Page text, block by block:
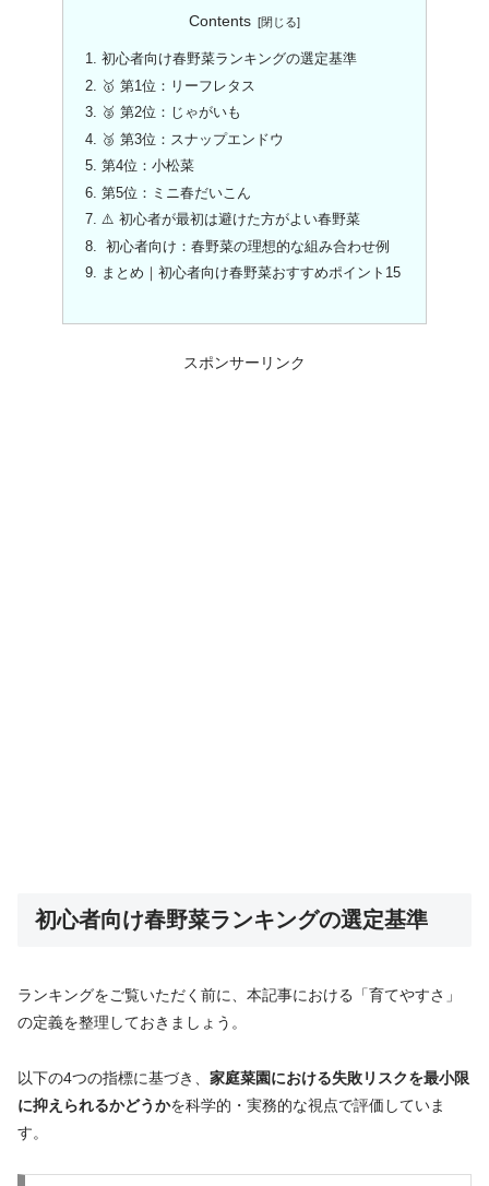
Contents
初心者向け春野菜ランキングの選定基準
🥇 第1位：リーフレタス
🥈 第2位：じゃがいも
🥉 第3位：スナップエンドウ
第4位：小松菜
第5位：ミニ春だいこん
⚠️ 初心者が最初は避けた方がよい春野菜
初心者向け：春野菜の理想的な組み合わせ例
まとめ｜初心者向け春野菜おすすめポイント15
スポンサーリンク
初心者向け春野菜ランキングの選定基準
ランキングをご覧いただく前に、本記事における「育てやすさ」
の定義を整理しておきましょう。
以下の4つの指標に基づき、 家庭菜園における失敗リスクを最小限
に抑えられるかどうかを科学的・実務的な視点で評価していま
す。